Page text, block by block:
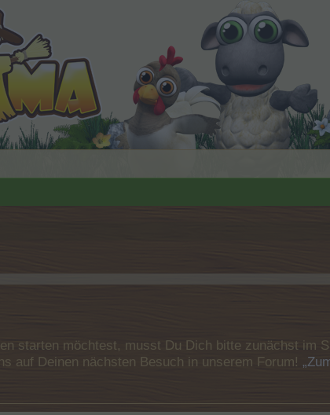
starten möchtest, musst Du Dich bitte zunächst im
auf Deinen nächsten Besuch in unserem Forum!